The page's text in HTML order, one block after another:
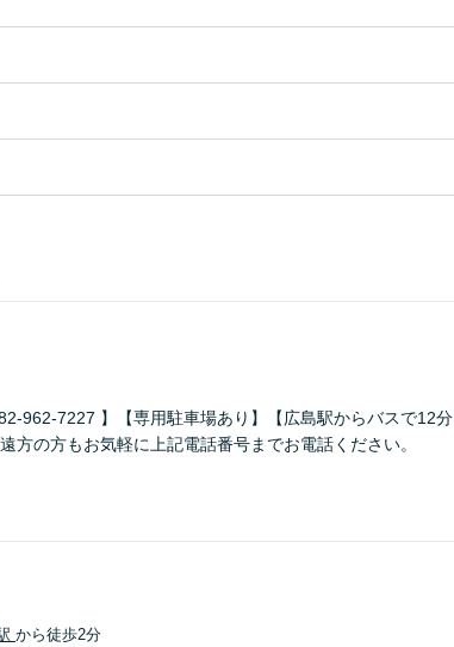
962-7227 】【専用駐車場あり】【広島駅からバスで12
方の方もお気軽に上記電話番号までお電話ください。
から徒歩2分